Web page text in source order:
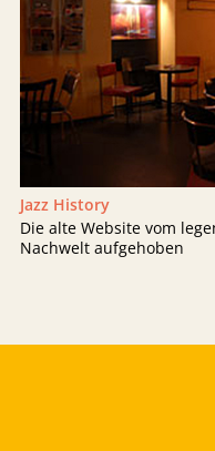
Jazz History
Die alte Website vom
Nachwelt aufgehoben